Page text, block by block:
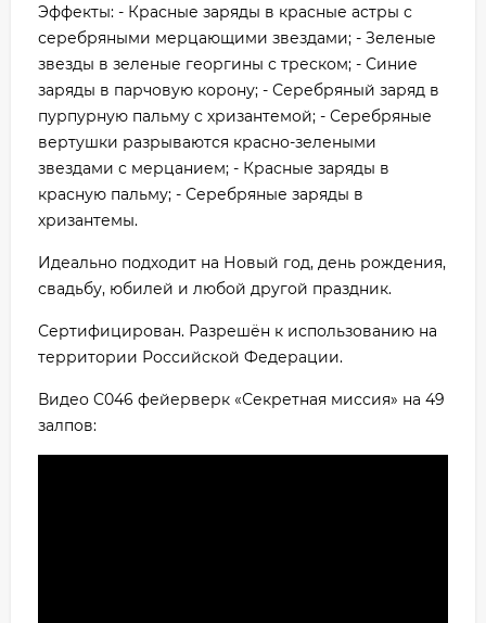
Эффекты: - Красные заряды в красные астры с
серебряными мерцающими звездами; - Зеленые
звезды в зеленые георгины с треском; - Синие
заряды в парчовую корону; - Серебряный заряд в
пурпурную пальму с хризантемой; - Серебряные
вертушки разрываются красно-зелеными
звездами с мерцанием; - Красные заряды в
красную пальму; - Серебряные заряды в
хризантемы.
Идеально подходит на Новый год, день рождения,
свадьбу, юбилей и любой другой праздник.
Сертифицирован. Разрешён к использованию на
территории Российской Федерации.
Видео C046 фейерверк «Секретная миссия» на 49
залпов: